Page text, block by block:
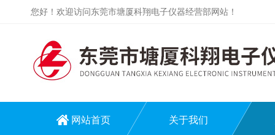
您好！欢迎访问东莞市塘厦科翔电子仪器经营部网站！
网站首页 关于我们